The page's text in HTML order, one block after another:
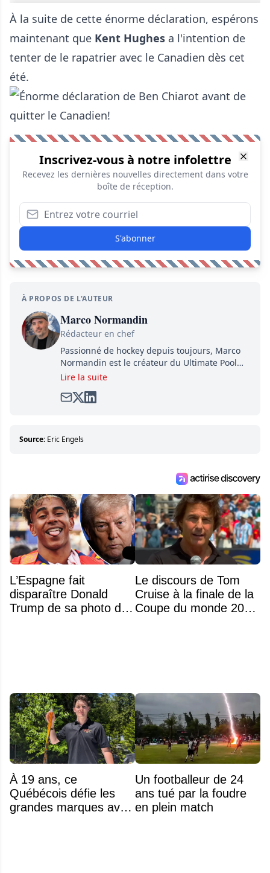
À la suite de cette énorme déclaration, espérons
maintenant que Kent Hughes a l'intention de
tenter de le rapatrier avec le Canadien dès cet
été.
Inscrivez-vous à notre infolettre
Recevez les dernières nouvelles directement dans votre
boîte de réception.
S'abonner
À PROPOS DE L'AUTEUR
Marco Normandin
Rédacteur en chef
Passionné de hockey depuis toujours, Marco
Normandin est le créateur du Ultimate Pool
Preview, une référence mondiale en guide de
satirique de hockey, Définitivement, Pierre.
entourant la LNH et en faire bénéficier les
lecteurs avant la compétition.
Lire la suite
Source: Eric Engels
L’Espagne fait
disparaître Donald
Trump de sa photo de
Le discours de Tom
Cruise à la finale de la
Coupe du monde 2026
À 19 ans, ce
Québécois défie les
grandes marques avec
Un footballeur de 24
ans tué par la foudre
en plein match